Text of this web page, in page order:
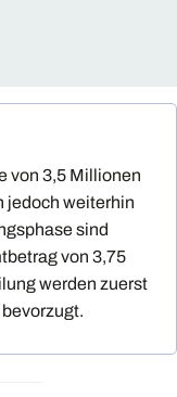
von 3,5 Millionen
jedoch weiterhin
sind
von 3,75
werden zuerst